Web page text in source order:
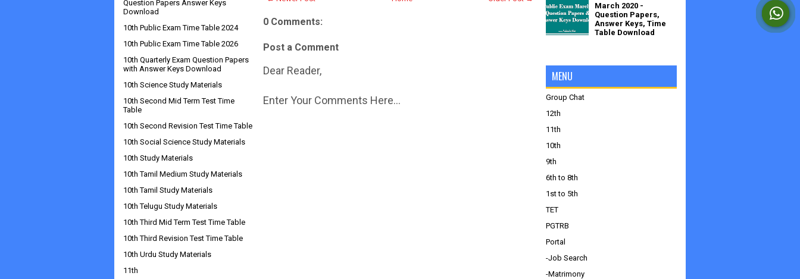
0 Comments:
Post a Comment
Dear Reader,
Enter Your Comments Here...
Question Papers Answer Keys
Download
10th Public Exam Time Table 2024
10th Public Exam Time Table 2026
10th Quarterly Exam Question Papers
with Answer Keys Download
10th Science Study Materials
10th Second Mid Term Test Time
Table
10th Second Revision Test Time Table
10th Social Science Study Materials
10th Study Materials
10th Tamil Medium Study Materials
10th Tamil Study Materials
10th Telugu Study Materials
10th Third Mid Term Test Time Table
10th Third Revision Test Time Table
10th Urdu Study Materials
11th
March 2020 -
Question Papers,
Answer Keys, Time
Table Download
MENU
Group Chat
12th
11th
10th
9th
6th to 8th
1st to 5th
TET
PGTRB
Portal
-Job Search
-Matrimony